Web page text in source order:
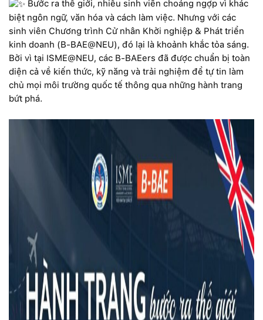
Bước ra thế giới, nhiều sinh viên choáng ngợp vì khác
biệt ngôn ngữ, văn hóa và cách làm việc. Nhưng với các
sinh viên Chương trình Cử nhân Khởi nghiệp & Phát triển
kinh doanh (B-BAE@NEU), đó lại là khoảnh khắc tỏa sáng.
Bởi vì tại ISME@NEU, các B-BAEers đã được chuẩn bị toàn
diện cả về kiến thức, kỹ năng và trải nghiệm để tự tin làm
chủ mọi môi trường quốc tế thông qua những hành trang
bứt phá.